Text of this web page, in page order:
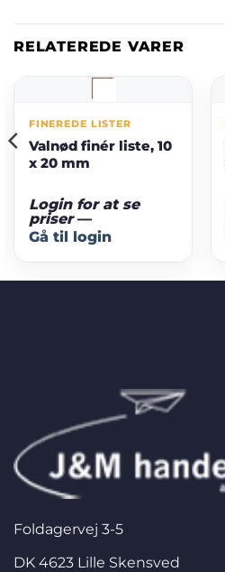
RELATEREDE VARER
FINEREDE LISTER
Valnød finér liste, 10
x 20 mm
Login for at se
priser—
Gå til login
Foldagervej 3-5
DK 4623 Lille Skensved